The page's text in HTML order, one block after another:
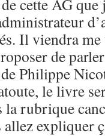
cette AG
Il viendra
de
de Philippe
le livre
rubrique
allez